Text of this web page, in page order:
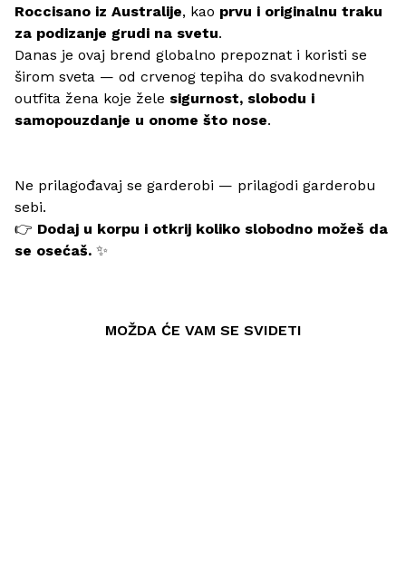
Roccisano iz Australije, kao prvu i originalnu traku
za podizanje grudi na svetu.
Danas je ovaj brend globalno prepoznat i koristi se
širom sveta — od crvenog tepiha do svakodnevnih
outfita žena koje žele sigurnost, slobodu i
samopouzdanje u onome što nose.
Ne prilagođavaj se garderobi — prilagodi garderobu
sebi.
👉 Dodaj u korpu i otkrij koliko slobodno možeš da
se osećaš. ✨
MOŽDA ĆE VAM SE SVIDETI